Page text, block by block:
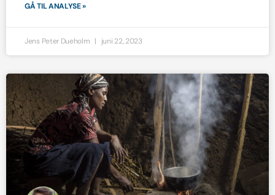
GÅ TIL ANALYSE »
Jens Peter Dueholm juni 22, 2023